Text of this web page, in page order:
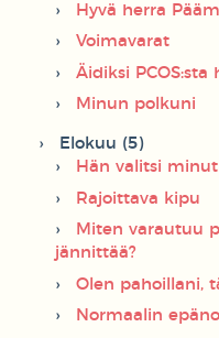
Hyvä herra
Voimavarat
Äidiksi
Minun polkuni
Elokuu (5)
Hän valitsi minut
Rajoittava kipu
Miten varautuu
jännittää?
Olen pahoillani,
Normaalin